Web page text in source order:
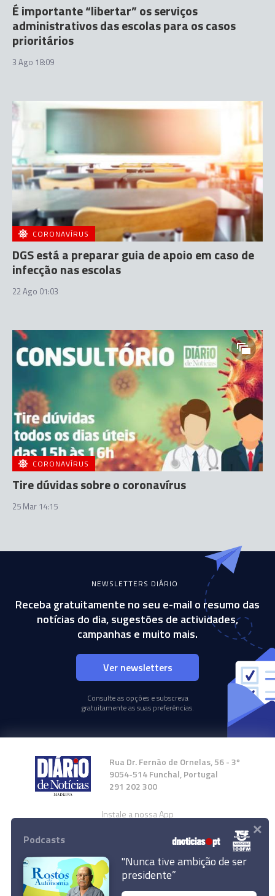
É importante “libertar” os serviços
administrativos das escolas para os casos
prioritários
3 Ago 18:09
CORONAVÍRUS
DGS está a preparar guia de apoio em caso de
infecção nas escolas
22 Ago 01:03
CORONAVÍRUS
Tire dúvidas sobre o coronavírus
25 Mar 14:15
NEWSLETTERS DIÁRIO
Receba gratuitamente no seu e-mail o resumo das
notícias do dia, sugestões de actividades,
campanhas e muito mais.
Ver newsletters
Consulte as opções e subscreva
gratuitamente as suas preferências.
Rua Dr. Fernão de Ornelas, 56 - 3º
9054-514 Funchal, Portugal
291 202 300
Instale a nossa App
Podcasts
"Nunca tive ambição de ser
presidente”
×